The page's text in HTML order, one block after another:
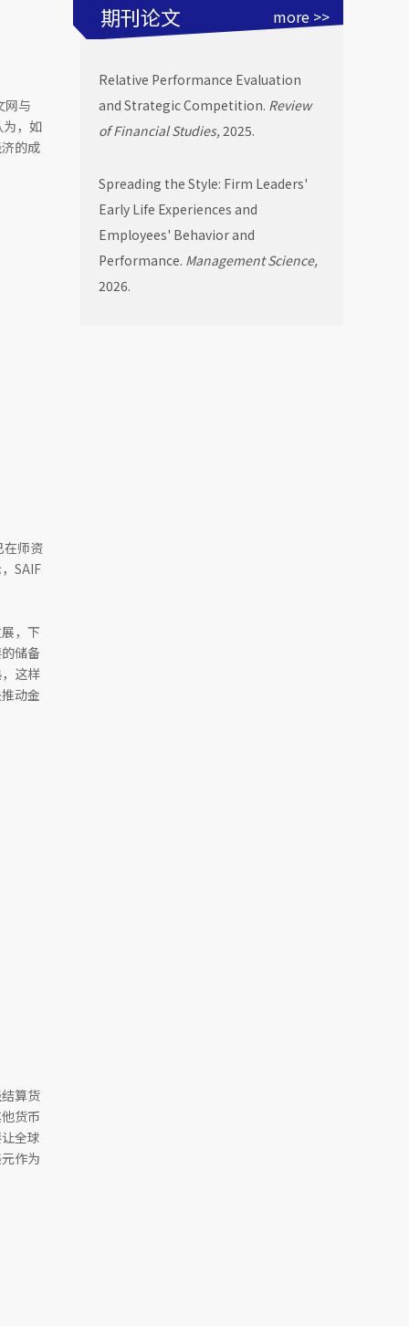
网与
，如
的成
在师资
SAIF
，下
储备
这样
动金
算货
货币
全球
作为
期刊论文 more >>
Relative Performance Evaluation
and Strategic Competition. Review
of Financial Studies,2025.
Spreading the Style: Firm Leaders'
Early Life Experiences and
Employees' Behavior and
Performance. Management Science,
2026.